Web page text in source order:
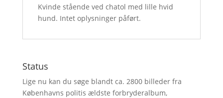
Kvinde stående ved chatol med lille hvid
hund. Intet oplysninger påført.
Status
Lige nu kan du søge blandt ca. 2800 billeder fra
Københavns politis ældste forbryderalbum,